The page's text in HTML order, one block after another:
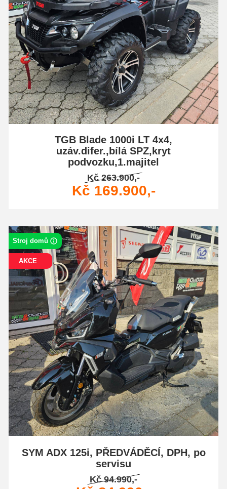
TGB Blade 1000i LT 4x4,
uzáv.difer.,bílá SPZ,kryt
podvozku,1.majitel
Kč 263.900,-
Kč 169.900,-
Stroj domů
AKCE
SYM ADX 125i, PŘEDVÁDĚCÍ, DPH, po
servisu
Kč 94.990,-